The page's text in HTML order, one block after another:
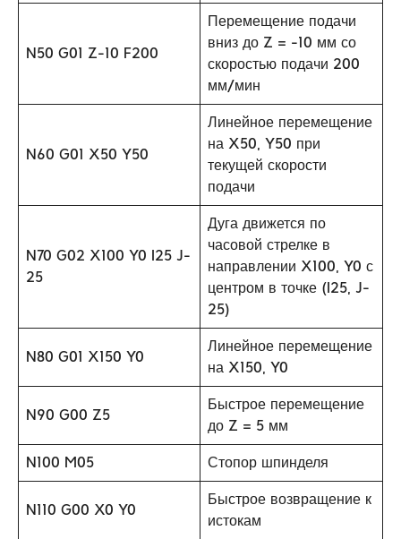
N50 G01 Z-10 F200
Перемещение подачи
вниз до Z = -10 мм со
скоростью подачи 200
мм/мин
N60 G01 X50 Y50
Линейное перемещение
на X50, Y50 при
текущей скорости
подачи
N70 G02 X100 Y0 I25 J-
25
Дуга движется по
часовой стрелке в
направлении X100, Y0 с
центром в точке (I25, J-
25)
N80 G01 X150 Y0
Линейное перемещение
на X150, Y0
N90 G00 Z5
Быстрое перемещение
до Z = 5 мм
N100 M05 Стопор шпинделя
N110 G00 X0 Y0
Быстрое возвращение к
истокам